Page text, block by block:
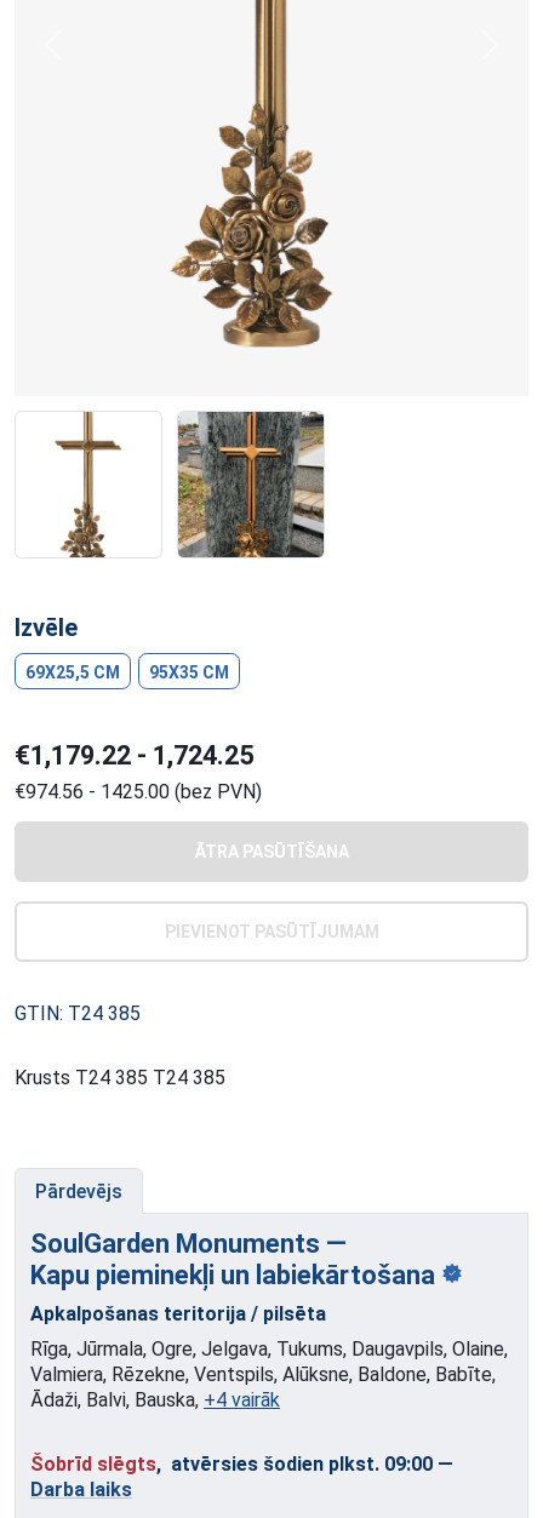
Izvēle
69X25,5 CM 95X35 CM
€1,179.22 - 1,724.25
€974.56 - 1425.00 (bez PVN)
ĀTRA PASŪTĪŠANA
PIEVIENOT PASŪTĪJUMAM
GTIN: T24 385
Krusts T24 385 T24 385
Pārdevējs
SoulGarden Monuments —
Kapu pieminekļi un labiekārtošana
Apkalpošanas teritorija / pilsēta
Rīga, Jūrmala, Ogre, Jelgava, Tukums, Daugavpils, Olaine,
Valmiera, Rēzekne, Ventspils, Alūksne, Baldone, Babīte,
Ādaži, Balvi, Bauska, +4 vairāk
Šobrīd slēgts, atvērsies šodien plkst. 09:00 —
Darba laiks